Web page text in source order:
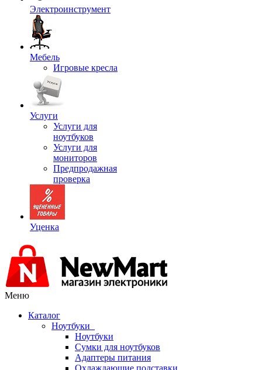
Электроинструмент
Мебель
Игровые кресла
Услуги
Услуги для
ноутбуков
Услуги для
мониторов
Предпродажная
проверка
Уценка
Меню
Каталог
Ноутбуки
Ноутбуки
Сумки для ноутбуков
Адаптеры питания
Охлаждающие подставки